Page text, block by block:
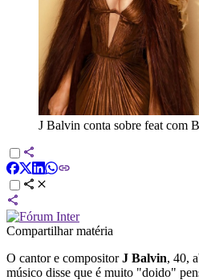
J Balvin conta sobre feat com
Compartilhar matéria
O cantor e compositorJ Balvin, 40,
músico disse que é muito "doido"